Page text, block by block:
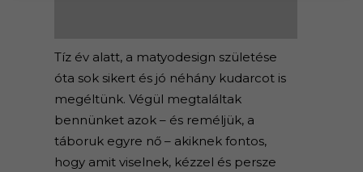
Tíz év alatt, a matyodesign születése
óta sok sikert és jó néhány kudarcot is
megéltünk. Végül megtaláltak
bennünket azok – és reméljük, a
táboruk egyre nő – akiknek fontos,
hogy amit viselnek, kézzel és persze